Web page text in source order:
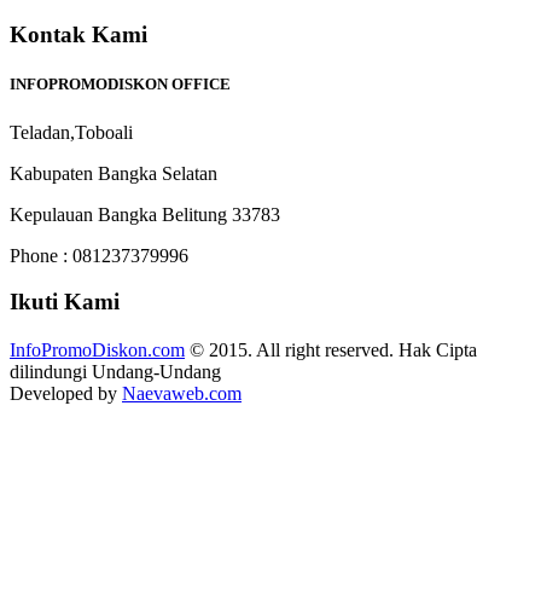
Kontak Kami
INFOPROMODISKON OFFICE
Teladan,Toboali
Kabupaten Bangka Selatan
Kepulauan Bangka Belitung 33783
Phone : 081237379996
Ikuti Kami
InfoPromoDiskon.com © 2015. All right reserved. Hak Cipta
dilindungi Undang-Undang
Developed by Naevaweb.com